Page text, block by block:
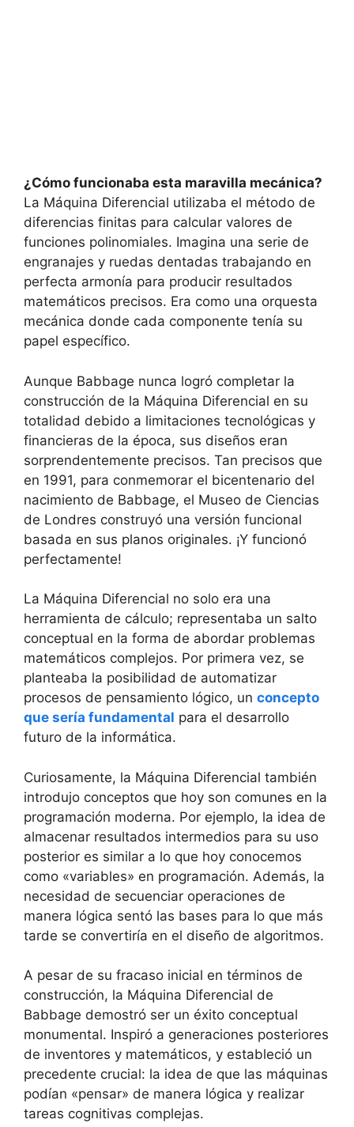
¿Cómo funcionaba esta maravilla mecánica?
La Máquina Diferencial utilizaba el método de
diferencias finitas para calcular valores de
funciones polinomiales. Imagina una serie de
engranajes y ruedas dentadas trabajando en
perfecta armonía para producir resultados
matemáticos precisos. Era como una orquesta
mecánica donde cada componente tenía su
papel específico.
Aunque Babbage nunca logró completar la
construcción de la Máquina Diferencial en su
totalidad debido a limitaciones tecnológicas y
financieras de la época, sus diseños eran
sorprendentemente precisos. Tan precisos que
en 1991, para conmemorar el bicentenario del
nacimiento de Babbage, el Museo de Ciencias
de Londres construyó una versión funcional
basada en sus planos originales. ¡Y funcionó
perfectamente!
La Máquina Diferencial no solo era una
herramienta de cálculo; representaba un salto
conceptual en la forma de abordar problemas
matemáticos complejos. Por primera vez, se
planteaba la posibilidad de automatizar
procesos de pensamiento lógico, un concepto
que sería fundamental para el desarrollo
futuro de la informática.
Curiosamente, la Máquina Diferencial también
introdujo conceptos que hoy son comunes en la
programación moderna. Por ejemplo, la idea de
almacenar resultados intermedios para su uso
posterior es similar a lo que hoy conocemos
como «variables» en programación. Además, la
necesidad de secuenciar operaciones de
manera lógica sentó las bases para lo que más
tarde se convertiría en el diseño de algoritmos.
A pesar de su fracaso inicial en términos de
construcción, la Máquina Diferencial de
Babbage demostró ser un éxito conceptual
monumental. Inspiró a generaciones posteriores
de inventores y matemáticos, y estableció un
precedente crucial: la idea de que las máquinas
podían «pensar» de manera lógica y realizar
tareas cognitivas complejas.